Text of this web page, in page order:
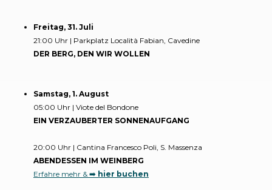
Freitag, 31. Juli
21:00 Uhr | Parkplatz Località Fabian, Cavedine
DER BERG, DEN WIR WOLLEN
Samstag, 1. August
05:00 Uhr | Viote del Bondone
EIN VERZAUBERTER SONNENAUFGANG
20:00 Uhr | Cantina Francesco Poli, S. Massenza
ABENDESSEN IM WEINBERG
Erfahre mehr & ➡️ hier buchen